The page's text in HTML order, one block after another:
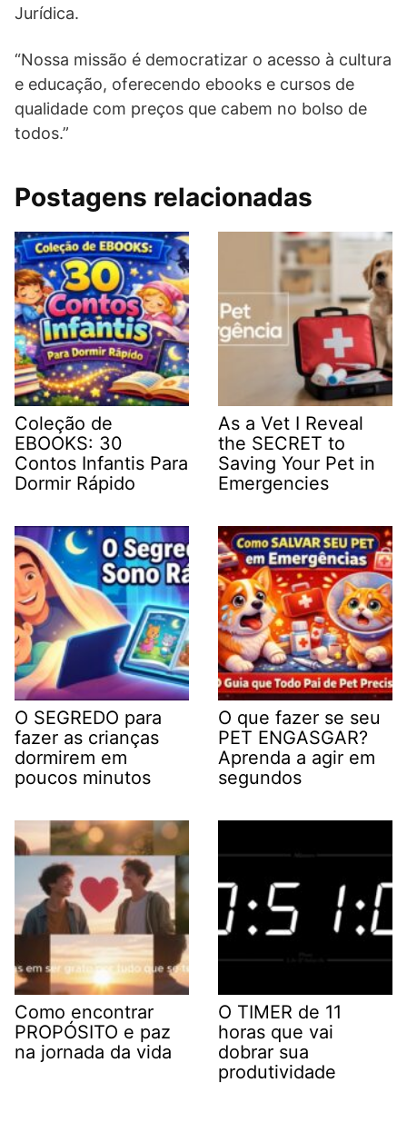
Jurídica.
“Nossa missão é democratizar o acesso à cultura
e educação, oferecendo ebooks e cursos de
qualidade com preços que cabem no bolso de
todos.”
Postagens relacionadas
Coleção de
EBOOKS: 30
Contos Infantis Para
Dormir Rápido
As a Vet I Reveal
the SECRET to
Saving Your Pet in
Emergencies
O SEGREDO para
fazer as crianças
dormirem em
poucos minutos
O que fazer se seu
PET ENGASGAR?
Aprenda a agir em
segundos
Como encontrar
PROPÓSITO e paz
na jornada da vida
O TIMER de 11
horas que vai
dobrar sua
produtividade